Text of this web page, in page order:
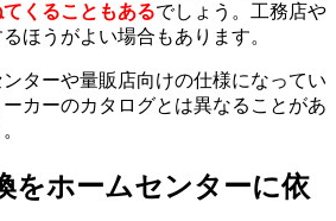
くることもあるでしょう。工務店や
ほうがよい場合もあります。
ターや量販店向けの仕様になってい
カーのカタログとは異なることがあ
をホームセンターに依